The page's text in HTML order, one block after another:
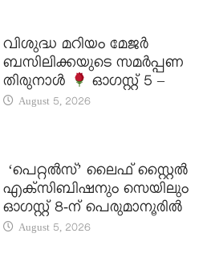
വിശുദ്ധ മറിയം മേജർ
ബസിലിക്കയുടെ സമർപ്പണ
തിരുനാൾ
ഓഗസ്റ്റ് 5 –
August 5, 2026
‘പെറ്റൽസ്’ ലൈഫ് സ്റ്റൈൽ
എക്സിബിഷനും സെയിലും
ഓഗസ്റ്റ് 8-ന് പെരുമാനൂരിൽ
August 5, 2026